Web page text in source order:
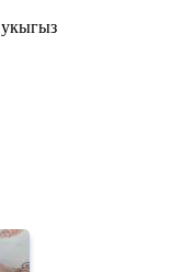
укыгыз